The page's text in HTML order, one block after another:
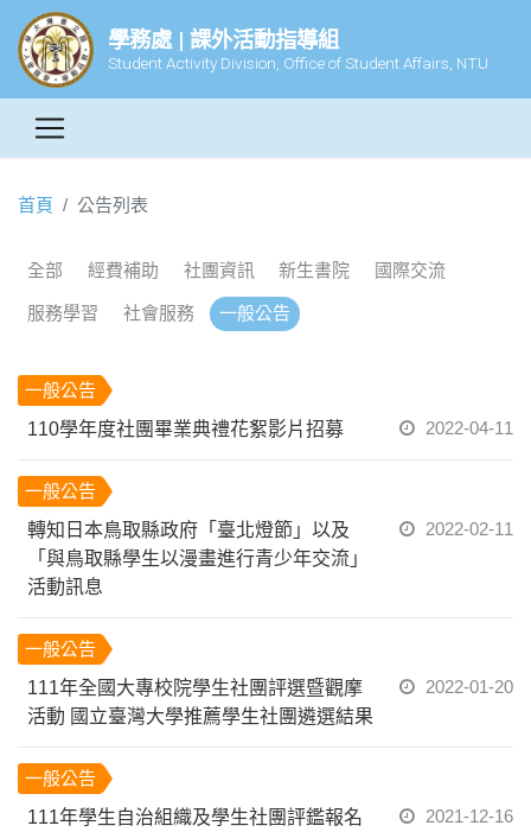
學務處 | 課外活動指導組
Student Activity Division, Office of Student Affairs, NTU
首頁 公告列表
全部 經費補助 社團資訊 新生書院 國際交流
服務學習 社會服務 一般公告
一般公告
110學年度社團畢業典禮花絮影片招募
2022-04-11
一般公告
轉知日本鳥取縣政府「臺北燈節」以及
「與鳥取縣學生以漫畫進行青少年交流」
活動訊息
2022-02-11
一般公告
111年全國大專校院學生社團評選暨觀摩
活動 國立臺灣大學推薦學生社團遴選結果
2022-01-20
一般公告
111年學生自治組織及學生社團評鑑報名
2021-12-16